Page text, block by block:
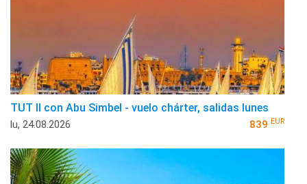
TUT II con Abu Simbel - vuelo chárter, salidas lunes
lu, 24.08.2026 839 EUR